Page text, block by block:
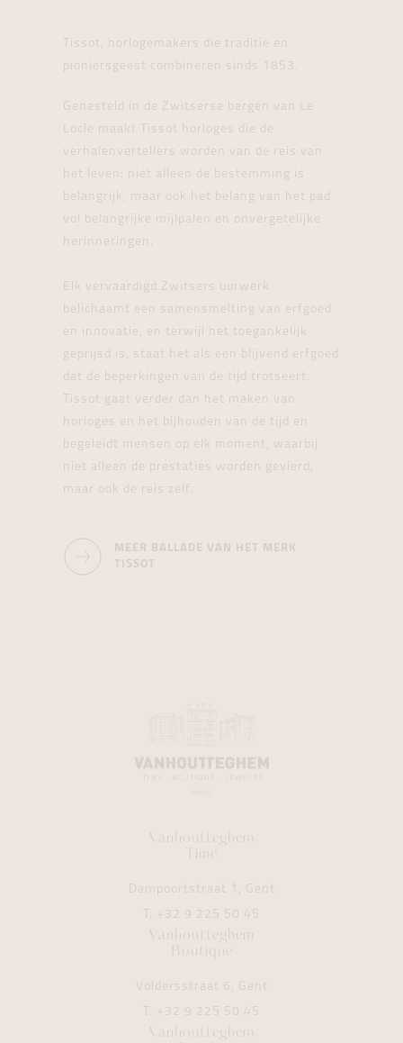
Tissot, horlogemakers die traditie en
pioniersgeest combineren sinds 1853.
Genesteld in de Zwitserse bergen van Le
Locle maakt Tissot horloges die de
verhalenvertellers worden van de reis van
het leven: niet alleen de bestemming is
belangrijk, maar ook het belang van het pad
vol belangrijke mijlpalen en onvergetelijke
herinneringen.
Elk vervaardigd Zwitsers uurwerk
belichaamt een samensmelting van erfgoed
en innovatie, en terwijl het toegankelijk
geprijsd is, staat het als een blijvend erfgoed
dat de beperkingen van de tijd trotseert.
Tissot gaat verder dan het maken van
horloges en het bijhouden van de tijd en
begeleidt mensen op elk moment, waarbij
niet alleen de prestaties worden gevierd,
maar ook de reis zelf.
MEER BALLADE VAN HET MERK
TISSOT
Vanhoutteghem
Time
Dampoortstraat 1, Gent
T. +32 9 225 50 45
Vanhoutteghem
Boutique
Voldersstraat 6, Gent
T. +32 9 225 50 45
Vanhoutteghem